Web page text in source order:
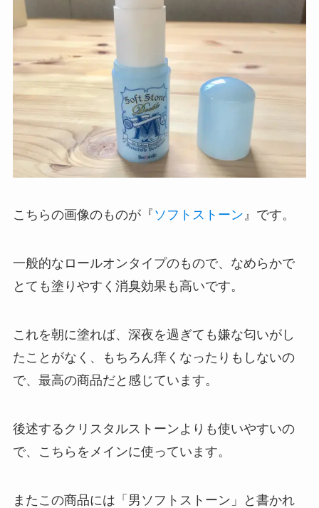
こちらの画像のものが『 ソフトストーン』です。
一般的なロールオンタイプのもので、なめらかで
とても塗りやすく消臭効果も高いです。
これを朝に塗れば、深夜を過ぎても嫌な匂いがし
たことがなく、もちろん痒くなったりもしないの
で、最高の商品だと感じています。
後述するクリスタルストーンよりも使いやすいの
で、こちらをメインに使っています。
またこの商品には「男ソフトストーン」と書かれ